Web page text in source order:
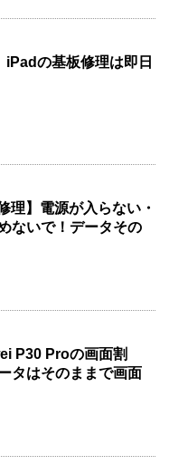
iPadの基板修理は即日
理】電源が入らない・
ないで！データその
P30 Proの画面割
タはそのままで画面